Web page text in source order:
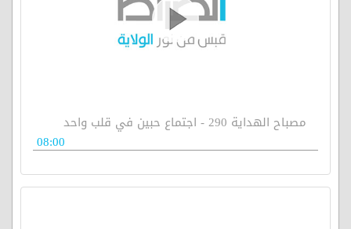
مصباح الهداية 290 - اجتماع حبين في قلب واحد
08:00